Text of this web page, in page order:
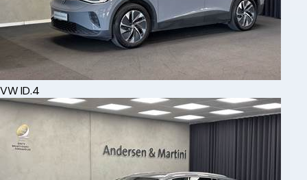
VWID.4